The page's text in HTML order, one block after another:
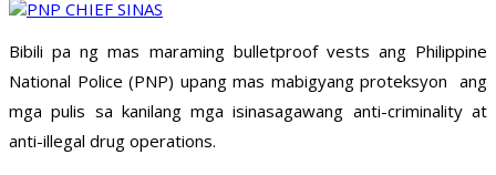
Bibili pa ng mas maraming bulletproof vests ang Philippine
National Police (PNP) upang mas mabigyang proteksyon ang
mga pulis sa kanilang mga isinasagawang anti-criminality at
anti-illegal drug operations.